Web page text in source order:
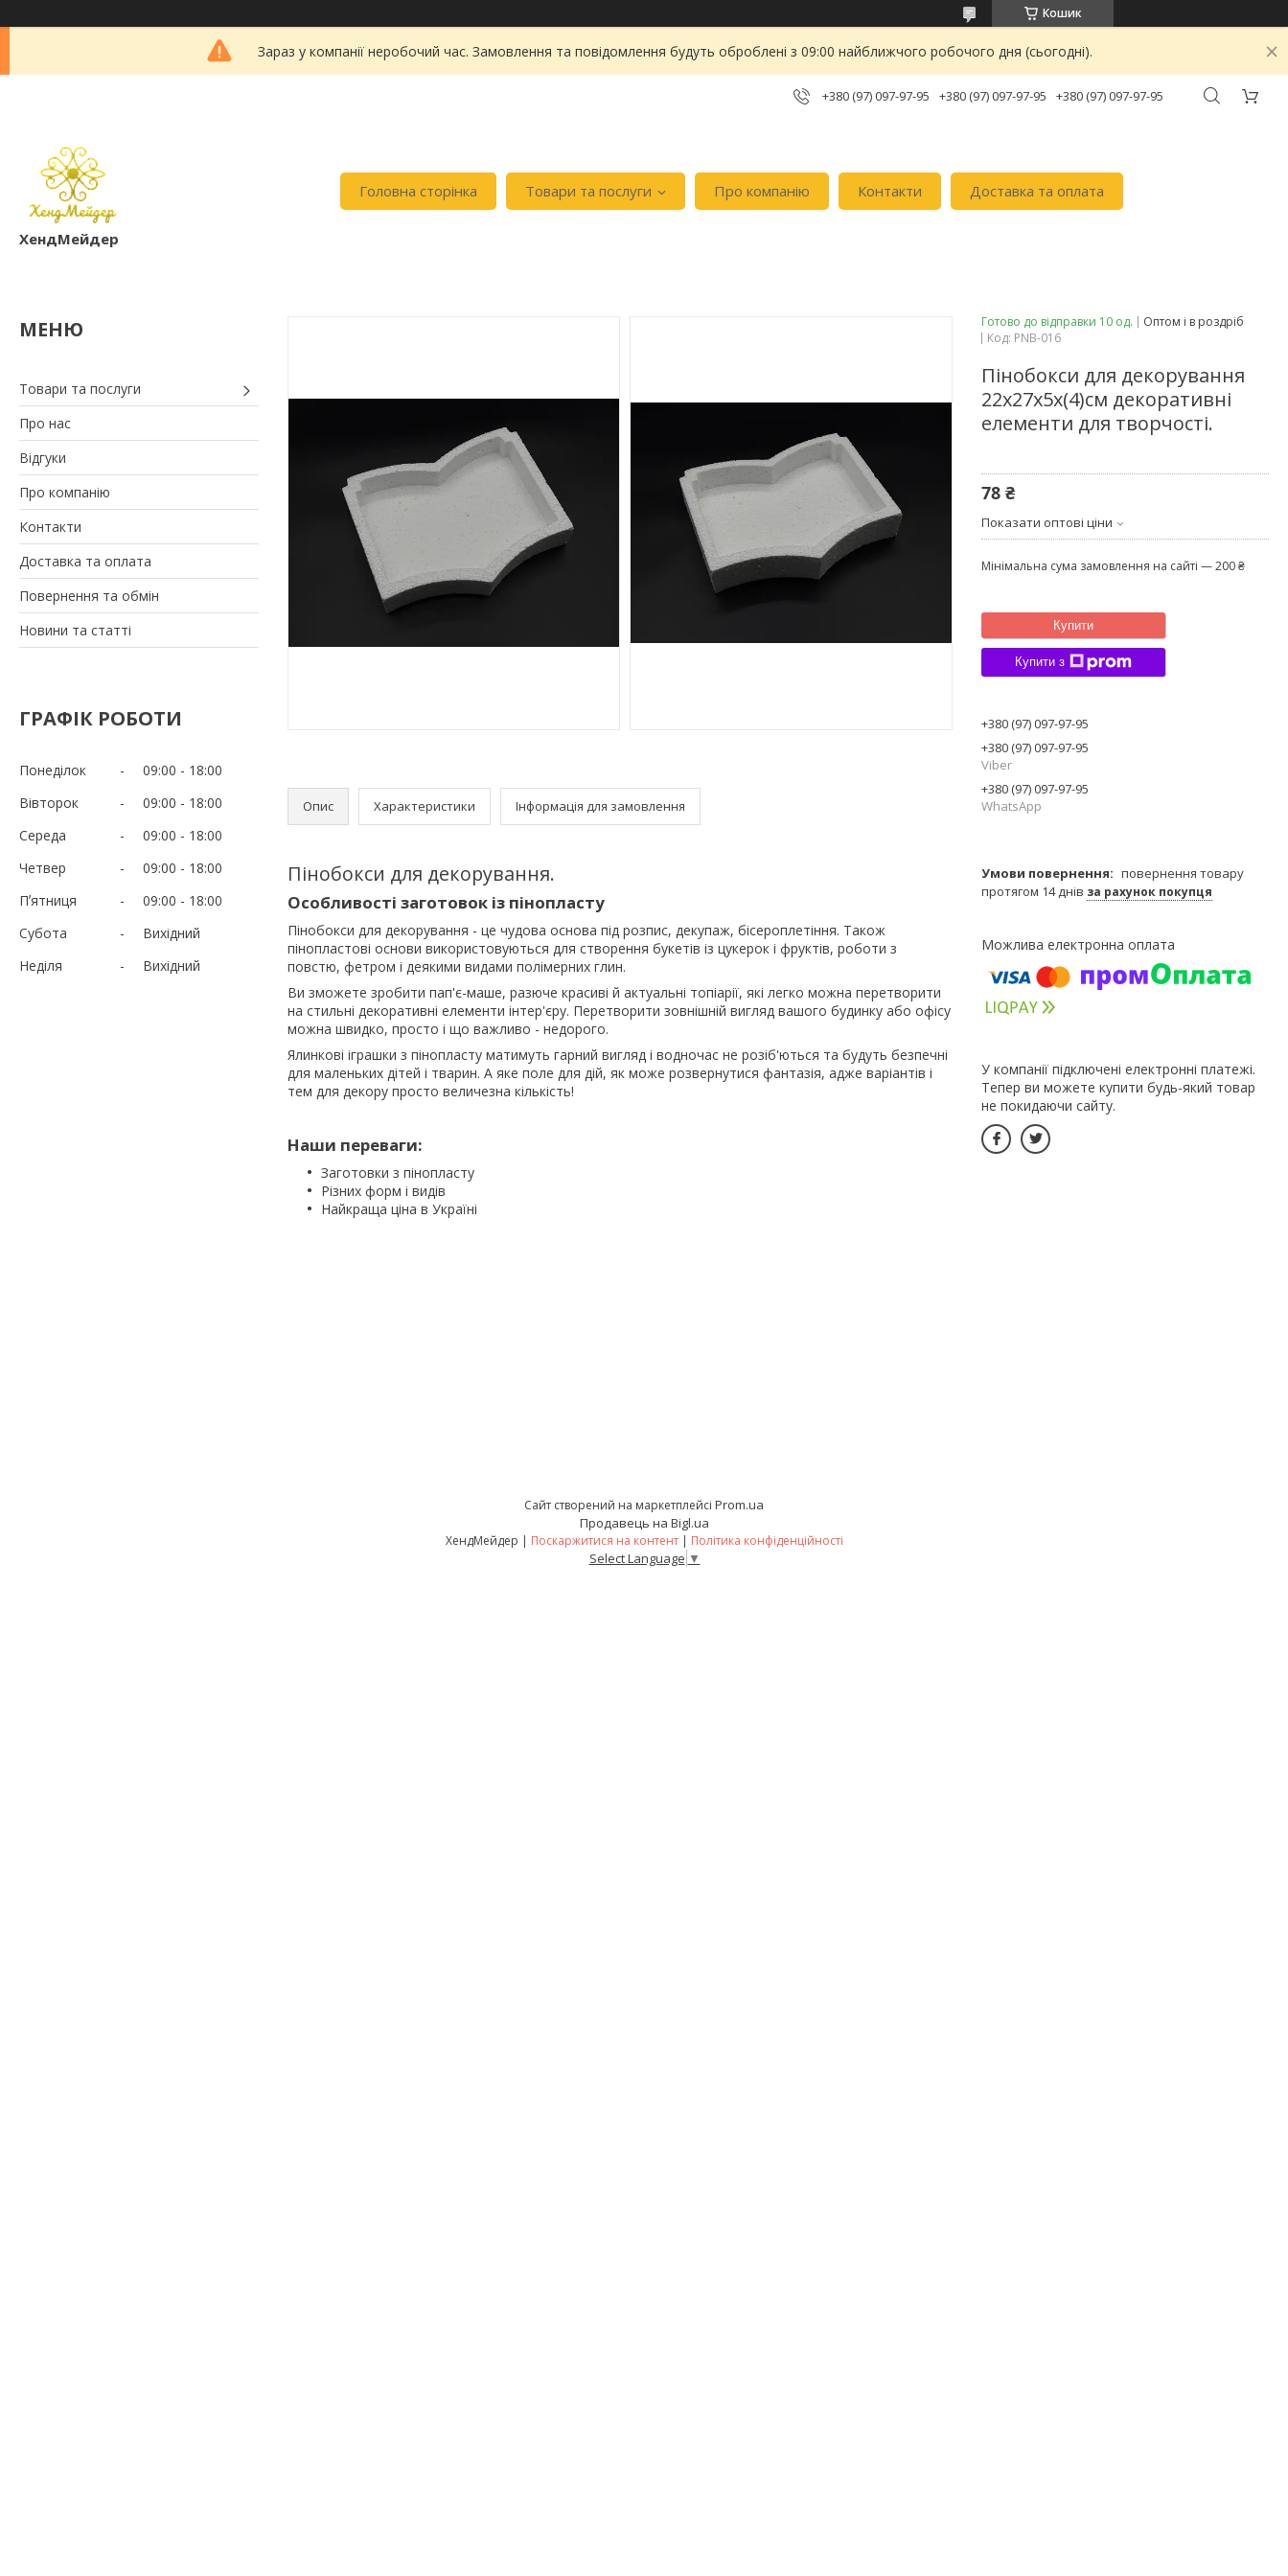
Кошик
Зараз у компанії неробочий час. Замовлення та повідомлення будуть оброблені з 09:00 найближчого робочого дня (сьогодні).
+380 (97) 097-97-95 +380 (97) 097-97-95 +380 (97) 097-97-95
ХендМейдер
Головна сторінка Товари та послуги Про компанію Контакти Доставка та оплата
Товари та послуги
Про нас
Відгуки
Про компанію
Контакти
Доставка та оплата
Повернення та обмін
Новини та статті
ГРАФІК РОБОТИ
Понеділок 09:00
18:00
Вівторок
09:00
18:00
Середа
09:00
18:00
Четвер
09:00
18:00
Пʼятниця
09:00
18:00
Субота
Вихідний
Неділя
Вихідний
Опис Характеристики Інформація для замовлення
Пінобокси для декорування.
Особливості заготовок із пінопласту
Пінобокси для декорування - це чудова основа під розпис, декупаж, бісероплетіння. Також
пінопластові основи використовуються для створення букетів із цукерок і фруктів, роботи з
повстю, фетром і деякими видами полімерних глин.
Ви зможете зробити пап'є-маше, разюче красиві й актуальні топіарії, які легко можна перетворити
на стильні декоративні елементи інтер'єру. Перетворити зовнішній вигляд вашого будинку або офісу
можна швидко, просто і що важливо - недорого.
Ялинкові іграшки з пінопласту матимуть гарний вигляд і водночас не розіб'ються та будуть безпечні
для маленьких дітей і тварин. А яке поле для дій, як може розвернутися фантазія, адже варіантів і
тем для декору просто величезна кількість!
Наши переваги:
Заготовки з пінопласту
Різних форм і видів
Найкраща ціна в Україні
Готово до відправки 10 од.
Оптом і в роздріб
Код: PNB-016
Пінобокси для декорування
22х27х5х(4)см декоративні
елементи для творчості.
78 ₴
Показати оптові ціни
Мінімальна сума замовлення на сайті — 200 ₴
Купити
Купити з
+380 (97) 097-97-95
+380 (97) 097-97-95
Viber
+380 (97) 097-97-95
WhatsApp
повернення товару
протягом 14 днів за рахунок покупця
У компанії підключені електронні платежі.
Тепер ви можете купити будь-який товар
не покидаючи сайту.
Сайт створений на маркетплейсі Prom.ua
Продавець на Bigl.ua
ХендМейдер | Поскаржитися на контент | Політика конфіденційності
Select Language ▼